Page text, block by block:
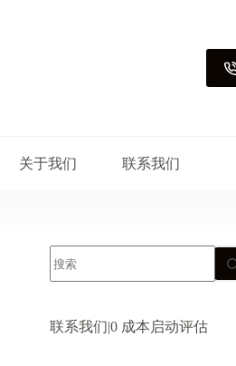
关于我们 联系我们
联系我们|0 成本启动评估